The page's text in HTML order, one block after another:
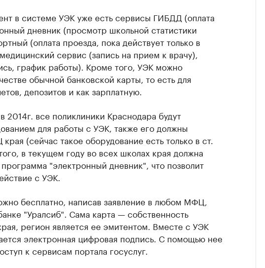
в системе УЭК уже есть сервисы ГИБДД (оплата
дневник (просмотр школьной статистики
(оплата проезда, пока действует только в
сервис (запись на прием к врачу),
график работы). Кроме того, УЭК можно
обычной банковской карты, то есть для
депозитов и как зарплатную.
2014г. все поликлиники Краснодара будут
для работы с УЭК, также его должны
(сейчас такое оборудование есть только в ст.
в текущем году во всех школах края должна
"электронный дневник", что позволит
с УЭК.
бесплатно, написав заявление в любом МФЦ,
"Уралсиб". Сама карта — собственность
регион является ее эмитентом. Вместе с УЭК
электронная цифровая подпись. С помощью нее
к сервисам портала госуслуг.